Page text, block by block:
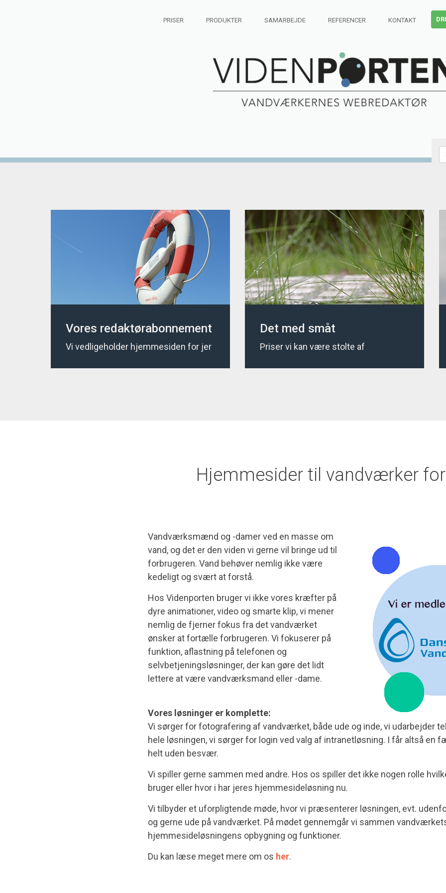
PRISER PRODUKTER SAMARBEJDE REFERENCER KONTAKT
Vores redaktørabonnement
Vi vedligeholder hjemmesiden for jer
Det med småt
Priser vi kan være stolte af
Hjemmesider til vandværker
Vandværksmænd og -damer ved en masse om
vand, og det er den viden vi gerne vil bringe ud til
forbrugeren. Vand behøver nemlig ikke være
kedeligt og svært at forstå.
Hos Videnporten bruger vi ikke vores kræfter på
dyre animationer, video og smarte klip, vi mener
nemlig de fjerner fokus fra det vandværket
ønsker at fortælle forbrugeren. Vi fokuserer på
funktion, aflastning på telefonen og
selvbetjeningsløsninger, der kan gøre det lidt
lettere at være vandværksmand eller -dame.
Vores løsninger er komplette:
Vi sørger for fotografering af vandværket, både ude og inde, vi udarbejder
hele løsningen, vi sørger for login ved valg af intranetløsning. I får altså en
helt uden besvær.
Vi spiller gerne sammen med andre. Hos os spiller det ikke nogen rolle
bruger eller hvor i har jeres hjemmesideløsning nu.
Vi tilbyder et uforpligtende møde, hvor vi præsenterer løsningen, evt.
og gerne ude på vandværket. På mødet gennemgår vi sammen
hjemmesideløsningens opbygning og funktioner.
Du kan læse meget mere om os her.